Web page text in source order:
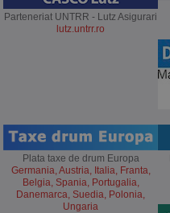
Parteneriat UNTRR - Lutz Asigurari
lutz.untrr.ro
Plata taxe de drum Europa
Germania, Austria, Italia, Franta,
Belgia, Spania, Portugalia,
Danemarca, Suedia, Polonia,
Ungaria